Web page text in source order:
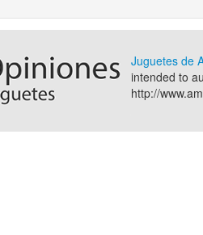
Juguetes de
intended to
http://